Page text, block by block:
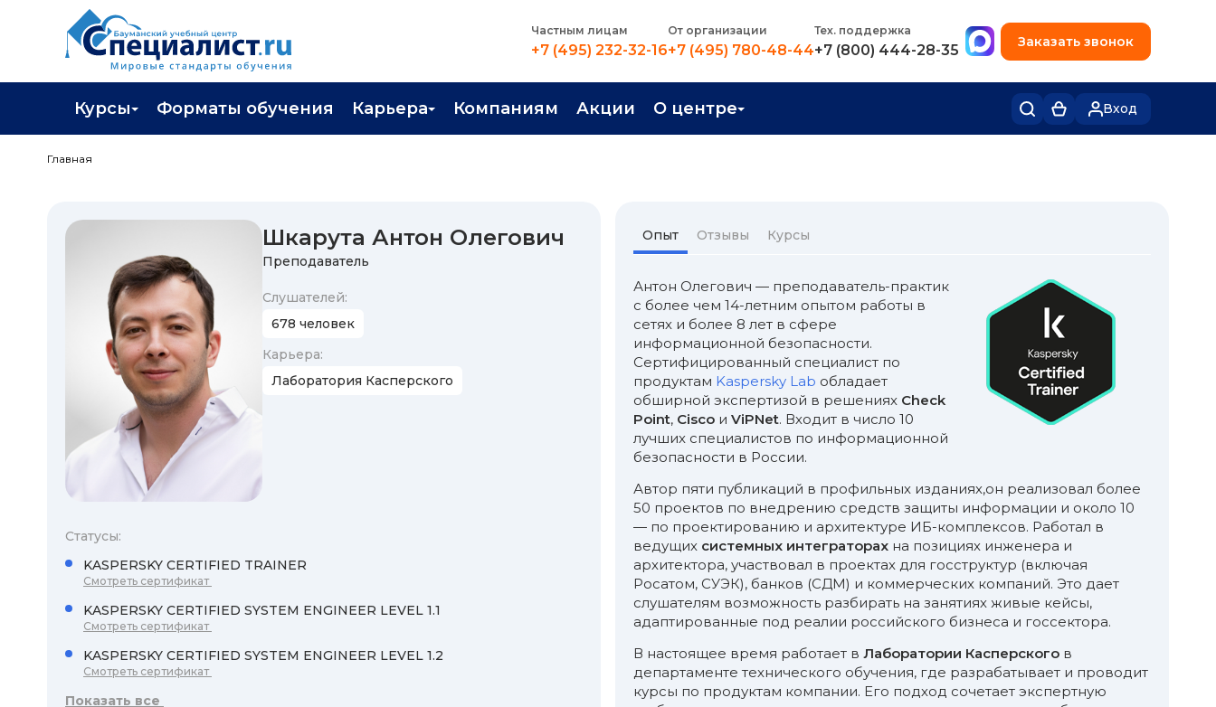
Частным лицам
+7 (495) 232-32-16
От организации
+7 (495) 780-48-44
Тех. поддержка
+7 (800) 444-28-35
+7 (495) 780-48-49
Заказать звонок
Курсы
Профессиональная переподготовка
Экзамены вендоров
Программа лояльности
Подарить сертификат на обучение
Форматы обучения Карьера
Работа в Центре
Компаниям Акции О центре
Вакансии
Вход
Главная
Шкарута Антон Олегович
Преподаватель
Cлушателей:
678 человек
Карьера:
Лаборатория Касперского
Статусы:
KASPERSKY CERTIFIED TRAINER
Смотреть сертификат
KASPERSKY CERTIFIED SYSTEM ENGINEER LEVEL 1.1
Смотреть сертификат
KASPERSKY CERTIFIED SYSTEM ENGINEER LEVEL 1.2
Смотреть сертификат
Показать все
Опыт Отзывы Курсы
Антон Олегович — преподаватель-практик
с более чем 14-летним опытом работы в
сетях и более 8 лет в сфере
информационной безопасности.
Сертифицированный специалист по
продуктам Kaspersky Lab обладает
обширной экспертизой в решениях Check
Point, Cisco и ViPNet. Входит в число 10
лучших специалистов по информационной
безопасности в России.
Автор пяти публикаций в профильных изданиях,он реализовал более
50 проектов по внедрению средств защиты информации и около 10
— по проектированию и архитектуре ИБ-комплексов. Работал в
ведущих системных интеграторах на позициях инженера и
архитектора, участвовал в проектах для госструктур (включая
Росатом, СУЭК), банков (СДМ) и коммерческих компаний. Это дает
слушателям возможность разбирать на занятиях живые кейсы,
адаптированные под реалии российского бизнеса и госсектора.
В настоящее время работает в Лаборатории Касперского в
департаменте технического обучения, где разрабатывает и проводит
курсы по продуктам компании. Его подход сочетает экспертную